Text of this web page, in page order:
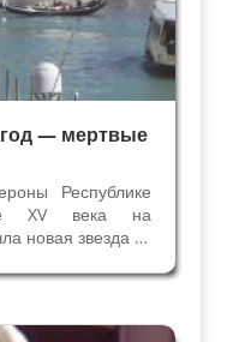
— мертвые
Республике
XV века на
новая звезда —
Флоренции,
для...